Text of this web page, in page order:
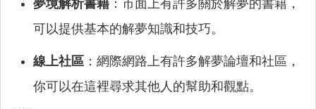
夢境解析書籍 ：市面上有許多關於解夢的書籍，
可以提供基本的解夢知識和技巧。
線上社區 ：網際網路上有許多解夢論壇和社區，
你可以在這裡尋求其他人的幫助和觀點。